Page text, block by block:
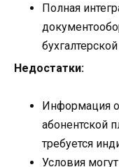
Полная
Недостатки:
Информация
абонентской
требуется
Условия